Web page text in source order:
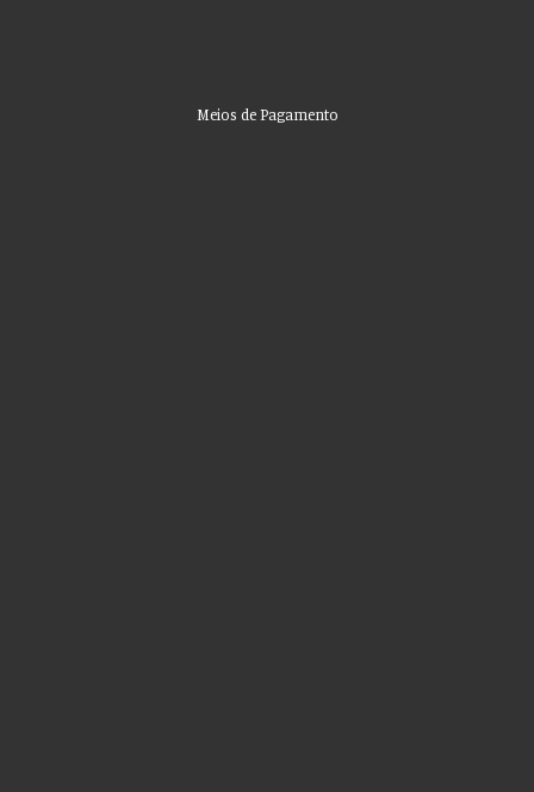
Meios de Pagamento